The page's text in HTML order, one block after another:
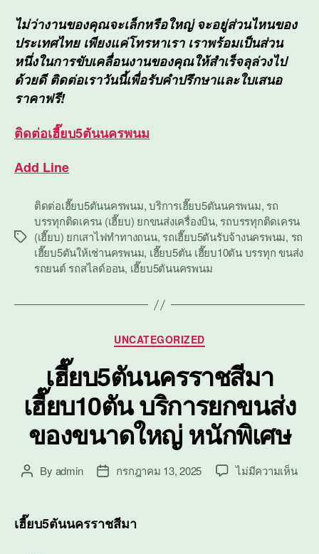
ไม่ว่างานของคุณจะเล็กหรือใหญ่ จะอยู่ส่วนไหนของ
ประเทศไทย เพียงแค่โทรหาเรา เราพร้อมเป็นส่วน
หนึ่งในการขับเคลื่อนงานของคุณให้สำเร็จลุล่วงไป
ด้วยดี ติดต่อเราวันนี้เพื่อรับคำปรึกษาและใบเสนอ
ราคาฟรี!
ติดต่อเฮี๊ยบ5ตันนครพนม
Add Line
Tags
ติดต่อเฮี๊ยบ5ตันนครพนม,บริการเฮี๊ยบ5ตันนครพนม, รถ
บรรทุกติดเครน (เฮี๊ยบ) ยกขนส่งเครื่องบิน, รถบรรทุกติดเครน
(เฮี๊ยบ) ยกเสาไฟทำทางถนน, รถเฮี๊ยบ5ตันรับจ้างนครพนม, รถ
เฮี๊ยบ5ตันให้เช่านครพนม, เฮี๊ยบ5ตัน เฮี๊ยบ10ตัน บรรทุก ขนส่ง
รถยนต์ รถสไลด์ออน, เฮี๊ยบ5ตันนครพนม
Categories
UNCATEGORIZED
เฮี๊ยบ5ตันนครราชสีมา
เฮี๊ยบ10ตัน บริการยกขนส่ง
ของขนาดใหญ่ หนักพิเศษ
PostBy admin
Postกรกฎาคม 13, 2025 ไม่มีความเห็นบน
เฮี๊ยบ5ตันนครราชสีมา